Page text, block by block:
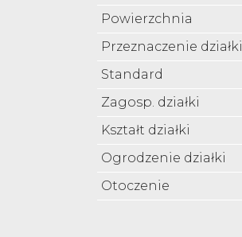
Powierzchnia
Przeznaczenie działki
Standard
Zagosp. działki
Kształt działki
Ogrodzenie działki
Otoczenie